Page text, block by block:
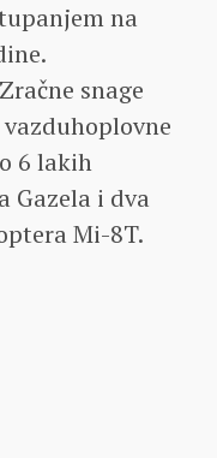
na
snage
6 lakih
Gazela i dva
Mi-8T.